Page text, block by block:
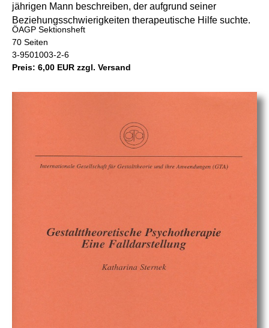
jährigen Mann beschreiben, der aufgrund seiner
Beziehungsschwierigkeiten therapeutische Hilfe suchte.
ÖAGP Sektionsheft
70 Seiten
3-9501003-2-6
Preis: 6,00 EUR zzgl. Versand